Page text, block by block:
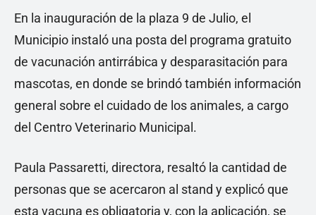
En la inauguración de la plaza 9 de Julio, el
Municipio instaló una posta del programa gratuito
de vacunación antirrábica y desparasitación para
mascotas, en donde se brindó también información
general sobre el cuidado de los animales, a cargo
del Centro Veterinario Municipal.
Paula Passaretti, directora, resaltó la cantidad de
personas que se acercaron al stand y explicó que
esta vacuna es obligatoria y, con la aplicación, se